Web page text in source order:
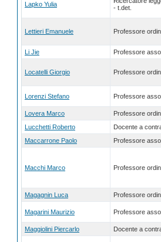
Lapko Yulia
- t.det.
Lettieri Emanuele Professore
Li Jie Professore
Locatelli Giorgio Professore
Lorenzi Stefano Professore
Lovera Marco
Professore
Lucchetti Roberto
Docente a
Maccarrone Paolo
Professore
Macchi Marco Professore
Magagnin Luca Professore
Magarini Maurizio Professore
Maggiolini Piercarlo Docente a